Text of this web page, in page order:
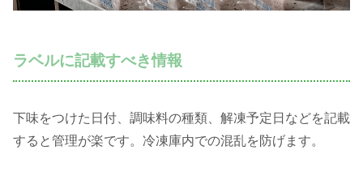
ラベルに記載すべき情報
下味をつけた日付、調味料の種類、解凍予定日などを記載
すると管理が楽です。冷凍庫内での混乱を防げます。